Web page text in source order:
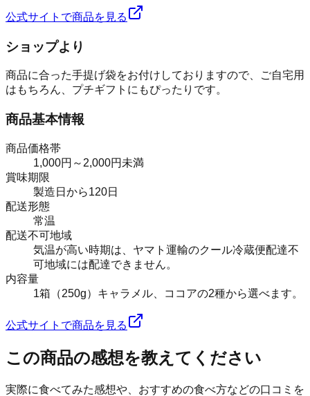
公式サイトで商品を見る
ショップより
商品に合った手提げ袋をお付けしておりますので、ご自宅用
はもちろん、プチギフトにもぴったりです。
商品基本情報
商品価格帯
1,000円～2,000円未満
賞味期限
製造日から120日
配送形態
常温
配送不可地域
気温が高い時期は、ヤマト運輸のクール冷蔵便配達不
可地域には配達できません。
内容量
1箱（250g）キャラメル、ココアの2種から選べます。
公式サイトで商品を見る
この商品の感想を教えてください
実際に食べてみた感想や、おすすめの食べ方などの口コミを